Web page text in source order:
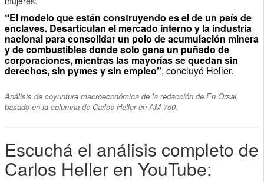
“El modelo que están construyendo es el de un país de
enclaves. Desarticulan el mercado interno y la industria
nacional para consolidar un polo de acumulación minera
y de combustibles donde solo gana un puñado de
corporaciones, mientras las mayorías se quedan sin
derechos, sin pymes y sin empleo”, concluyó Heller.
Análisis de coyuntura macroeconómica de la redacción de En Orsai,
basado en la columna de Carlos Heller en AM 750.
Escuchá el análisis completo de
Carlos Heller en YouTube: